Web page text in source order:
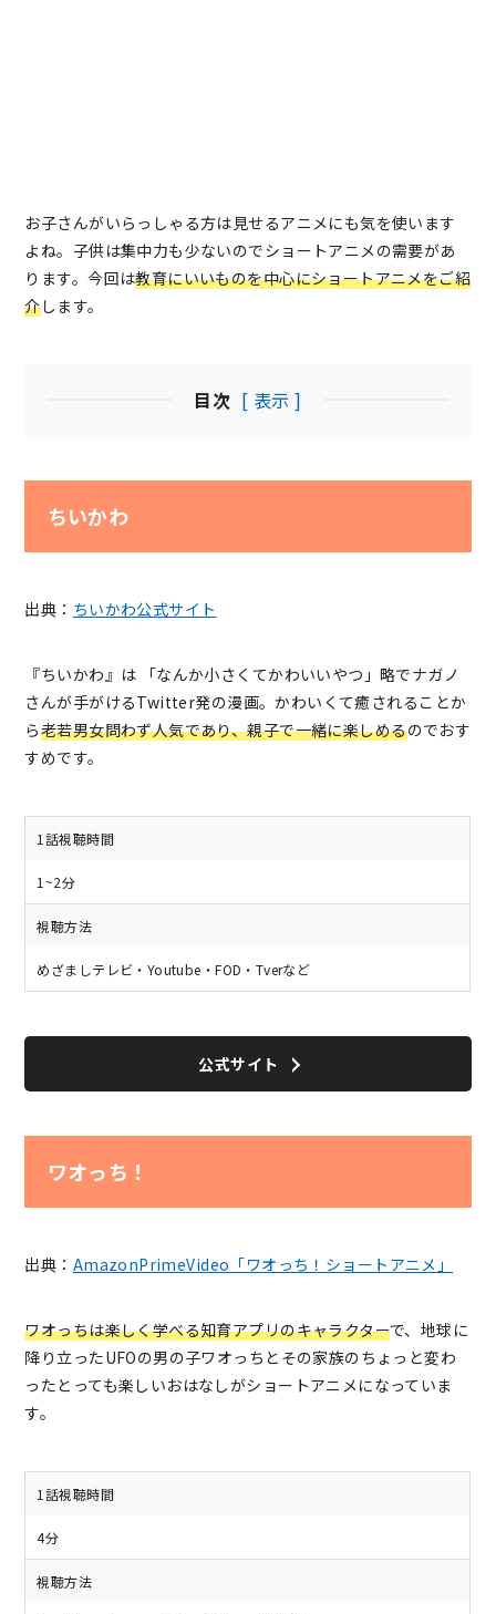
お子さんがいらっしゃる方は見せるアニメにも気を使います
よね。子供は集中力も少ないのでショートアニメの需要があ
ります。今回は教育にいいものを中心にショートアニメをご紹
介します。
目次 [ 表示 ]
ちいかわ
出典： ちいかわ公式サイト
『ちいかわ』は 「なんか小さくてかわいいやつ」略でナガノ
さんが手がけるTwitter発の漫画。かわいくて癒されることか
ら老若男女問わず人気であり、親子で一緒に楽しめるのでおす
すめです。
1話視聴時間
1~2分
視聴方法
めざましテレビ・Youtube・FOD・Tverなど
公式サイト
ワオっち！
出典： AmazonPrimeVideo「ワオっち！ショートアニメ」
ワオっちは楽しく学べる知育アプリのキャラクターで、地球に
降り立ったUFOの男の子ワオっちとその家族のちょっと変わ
ったとっても楽しいおはなしがショートアニメになっていま
す。
1話視聴時間
4分
視聴方法